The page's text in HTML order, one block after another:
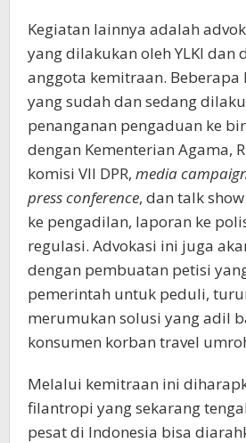
Kegiatan lainnya adalah
yang dilakukan oleh YLKI dan
anggota kemitraan. Beberapa
yang sudah dan sedang
penanganan pengaduan ke
dengan Kementerian Agama,
komisi VII DPR, media
press conference, dan talk
ke pengadilan, laporan ke
regulasi. Advokasi ini juga
dengan pembuatan petisi
pemerintah untuk peduli,
merumukan solusi yang adil
konsumen korban travel
Melalui kemitraan ini
filantropi yang sekarang
pesat di Indonesia bisa